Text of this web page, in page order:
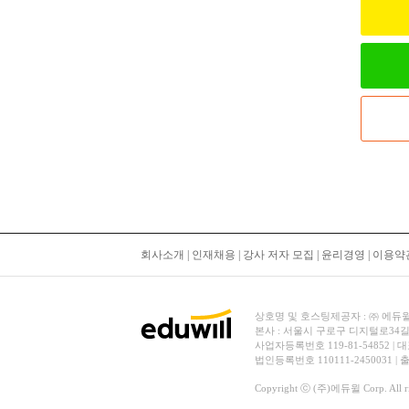
회사소개 인재채용 강사 저자 모집 윤리경영 이용약
상호명 및 호스팅제공자 : ㈜ 에듀
본사 : 서울시 구로구 디지털로34
사업자등록번호 119-81-54852 |
법인등록번호 110111-2450031 |
Copyright ⓒ (주)에듀윌 Corp. All